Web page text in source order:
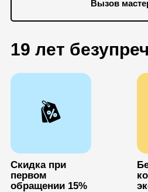
Вызов
19 лет
Cкидка при
первом
обращении 15%